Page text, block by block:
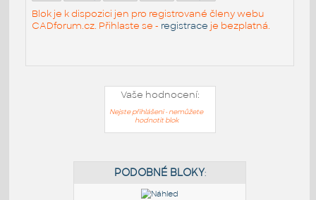
Blok je k dispozici jen pro registrované členy webu
CADforum.cz. Přihlaste se - registrace je bezplatná.
Vaše hodnocení:
Nejste přihlášeni - nemůžete
hodnotit blok